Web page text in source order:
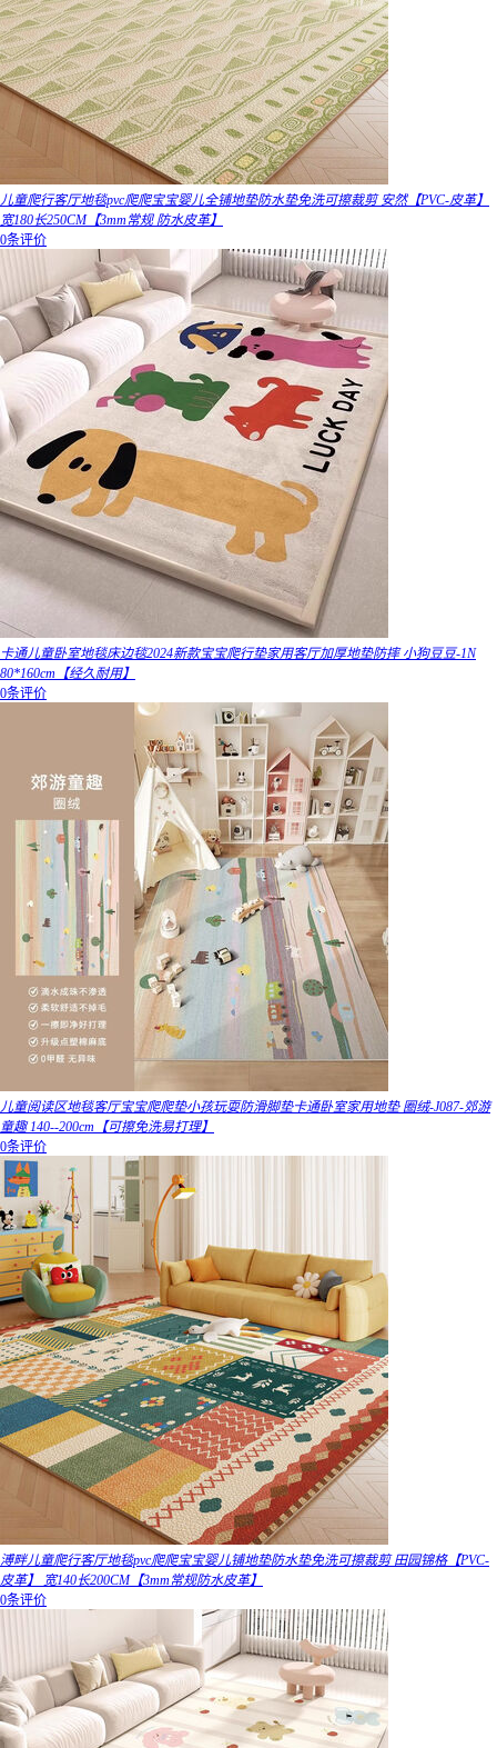
儿童爬行客厅地毯pvc爬爬宝宝婴儿全铺地垫防水垫免洗可擦裁剪 安然【PVC-皮革】
宽180长250CM【3mm常规 防水皮革】
0条评价
卡通儿童卧室地毯床边毯2024新款宝宝爬行垫家用客厅加厚地垫防摔 小狗豆豆-1N
80*160cm【经久耐用】
0条评价
儿童阅读区地毯客厅宝宝爬爬垫小孩玩耍防滑脚垫卡通卧室家用地垫 圈绒-J087-郊游
童趣 140--200cm【可擦免洗易打理】
0条评价
溥畔儿童爬行客厅地毯pvc爬爬宝宝婴儿铺地垫防水垫免洗可擦裁剪 田园锦格【PVC-
皮革】 宽140长200CM【3mm常规防水皮革】
0条评价